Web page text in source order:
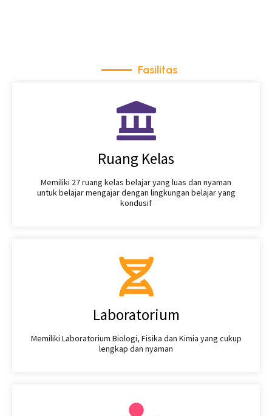
Fasilitas
Ruang Kelas
Memiliki 27 ruang kelas belajar yang luas dan nyaman
untuk belajar mengajar dengan lingkungan belajar yang
kondusif
Laboratorium
Memiliki Laboratorium Biologi, Fisika dan Kimia yang cukup
lengkap dan nyaman